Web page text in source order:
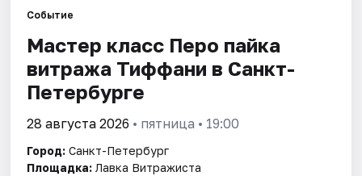
Города
Площадки
Артисты
Рейтинги
Событие
Мастер класс Перо пайка
витража Тиффани в Санкт-
Петербурге
28 августа 2026 • пятница • 19:00
Город: Санкт-Петербург
Площадка: Лавка Витражиста